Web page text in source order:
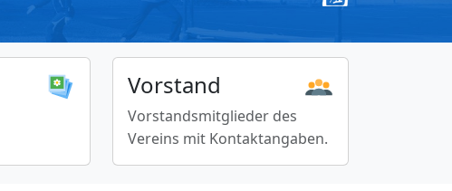
Vorstand
Vorstandsmitglieder des
Vereins mit Kontaktangaben.